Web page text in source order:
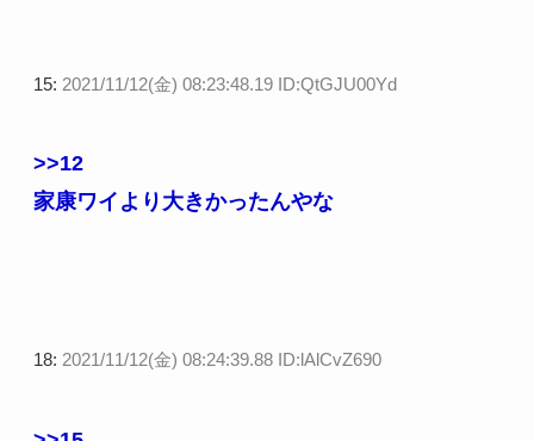
15: 2021/11/12(金) 08:23:48.19 ID:QtGJU00Yd
>>12
家康ワイより大きかったんやな
18: 2021/11/12(金) 08:24:39.88 ID:lAlCvZ690